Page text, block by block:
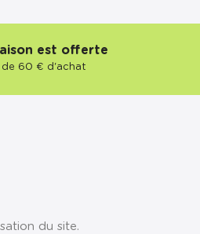
est offerte
60 € d'achat
du site.